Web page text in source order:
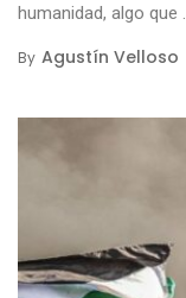
humanidad, algo que ...
By Agustín Velloso